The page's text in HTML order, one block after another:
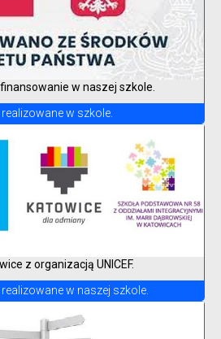
w naszej szkole.
w szkole.
z organizacją UNICEF.
w naszej szkole.